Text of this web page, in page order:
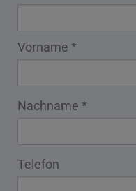
Vorname
Nachname
Telefon